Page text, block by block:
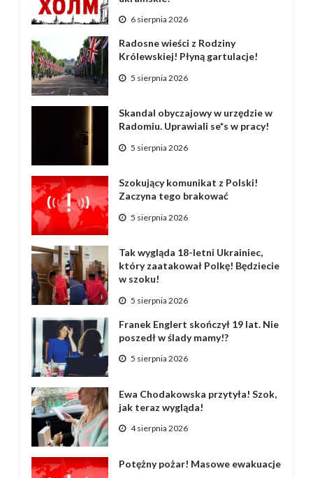
6 sierpnia 2026
Radosne wieści z Rodziny
Królewskiej! Płyną gartulacje!
5 sierpnia 2026
Skandal obyczajowy w urzędzie w
Radomiu. Uprawiali se*s w pracy!
5 sierpnia 2026
Szokujący komunikat z Polski!
Zaczyna tego brakować
5 sierpnia 2026
Tak wygląda 18-letni Ukrainiec,
który zaatakował Polkę! Będziecie
w szoku!
5 sierpnia 2026
Franek Englert skończył 19 lat. Nie
poszedł w ślady mamy!?
5 sierpnia 2026
Ewa Chodakowska przytyła! Szok,
jak teraz wygląda!
4 sierpnia 2026
Potężny pożar! Masowe ewakuacje